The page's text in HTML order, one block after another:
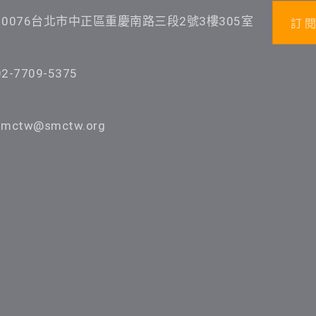
台北市中正區重慶南路三段2號3樓305室
7709-5375
訂